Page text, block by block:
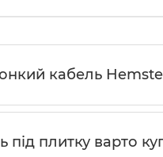
кабель
під плитку варто